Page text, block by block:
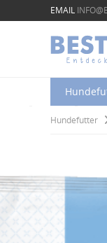
EMAIL
Hundefutter